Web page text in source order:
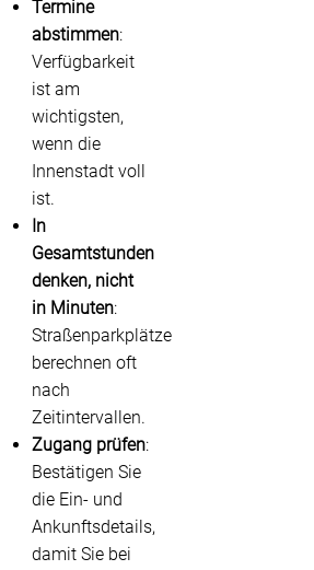
Termine
abstimmen:
Verfügbarkeit
ist am
wichtigsten,
wenn die
Innenstadt voll
ist.
In
Gesamtstunden
denken, nicht
in Minuten:
Straßenparkplätze
berechnen oft
nach
Zeitintervallen.
Zugang prüfen:
Bestätigen Sie
die Ein- und
Ankunftsdetails,
damit Sie bei